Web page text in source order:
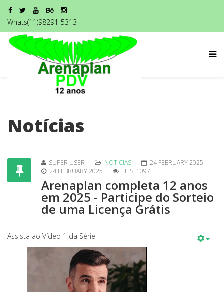
Whats(11)98291-5313
Notícias
SUPER USER NOTICIAS
24 FEBRUARY 2025
24 FEBRUARY 2025
HITS: 1097
Arenaplan completa 12 anos
em 2025 - Participe do Sorteio
de uma Licença Grátis
Assista ao Vídeo 1 da Série